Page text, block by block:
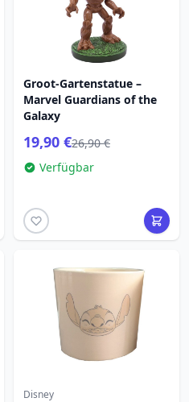
Groot-Gartenstatue –
Marvel Guardians of the
Galaxy
19,90 €26,90 €
Verfügbar
Disney